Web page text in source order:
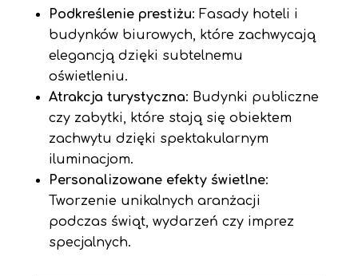
Podkreślenie prestiżu: Fasady hoteli i
budynków biurowych, które zachwycają
elegancją dzięki subtelnemu
oświetleniu.
Atrakcja turystyczna: Budynki publiczne
czy zabytki, które stają się obiektem
zachwytu dzięki spektakularnym
iluminacjom.
Personalizowane efekty świetlne:
Tworzenie unikalnych aranżacji
podczas świąt, wydarzeń czy imprez
specjalnych.